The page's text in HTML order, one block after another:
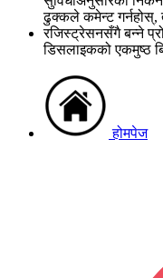
ढुक्कले कमेन्ट गर्नहोस्,
रजिस्ट्रेसनसँगै बन्ने
डिसलाइकको एकमुष्ठ
होमपेज